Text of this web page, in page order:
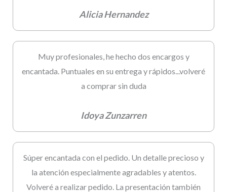
Alicia Hernandez
Muy profesionales, he hecho dos encargos y
encantada. Puntuales en su entrega y rápidos...volveré
a comprar sin duda
Idoya Zunzarren
Súper encantada con el pedido. Un detalle precioso y
la atención especialmente agradables y atentos.
Volveré a realizar pedido. La presentación también